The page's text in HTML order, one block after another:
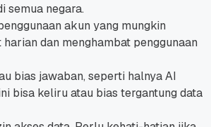
semua negara.
akun yang mungkin
dan menghambat penggunaan
bias jawaban, seperti halnya AI
bisa keliru atau bias tergantung data